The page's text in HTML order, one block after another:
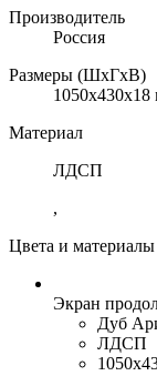
Производитель
Россия
Размеры (ШхГхВ)
Материал
ЛДСП
,
Цвета и материалы
Экран
Дуб
ЛДСП